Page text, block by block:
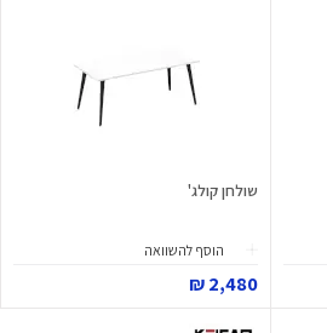
שולחן קולג'
הוסף להשוואה
2,480 ₪